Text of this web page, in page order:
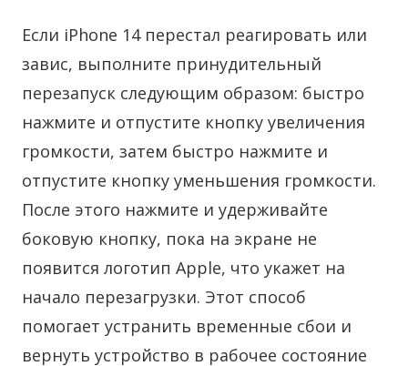
Если iPhone 14 перестал реагировать или
завис, выполните принудительный
перезапуск следующим образом: быстро
нажмите и отпустите кнопку увеличения
громкости, затем быстро нажмите и
отпустите кнопку уменьшения громкости.
После этого нажмите и удерживайте
боковую кнопку, пока на экране не
появится логотип Apple, что укажет на
начало перезагрузки. Этот способ
помогает устранить временные сбои и
вернуть устройство в рабочее состояние